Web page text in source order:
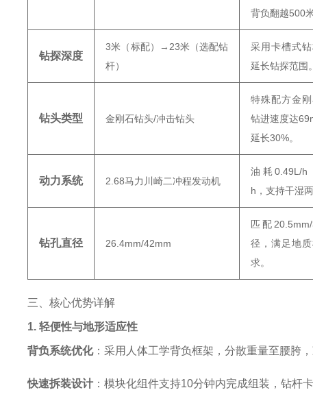
背负翻越500
钻探深度
3米（标配）→23米（选配钻
杆）
采用卡槽式
延长钻探范围‌。
钻头类型 金刚石钻头/冲击钻头
特殊配方金
钻进速度达
延长30%‌。
动力系统 2.68马力川崎二冲程发动机
油耗0.49L/h
h，支持干湿
钻孔直径 26.4mm/42mm
匹配
径，满足地
求‌。
三、核心优势详解
1. 轻便性与地形适应性
背负系统优化：采用人体工学背负框架，分散重量至腰胯
快速拆装设计 ：模块化组件支持10分钟内完成组装，钻杆